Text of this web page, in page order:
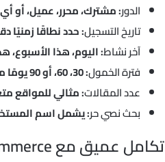
الدور: مشترك، محرر، عميل، أو
تاريخ التسجيل: حدد نطاقًا زمنيًا
آخر نشاط: اليوم، هذا الأسبوع،
فترة الخمول: 30، 60، أو 90 يومًا من عدم النشاط.
عدد المقالات: مثالي للمواقع
بحث نصي حر: يشمل اسم
تكامل عميق مع WooCommerce